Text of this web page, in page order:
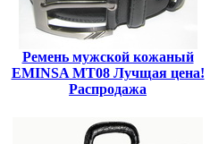
Ремень мужской кожаный
EMINSA MT08 Лучщая цена!
Распродажа